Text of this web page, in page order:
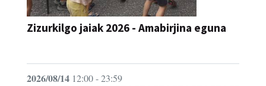
Zizurkilgo jaiak 2026 - Amabirjina eguna
2026/08/14 12:00 - 23:59